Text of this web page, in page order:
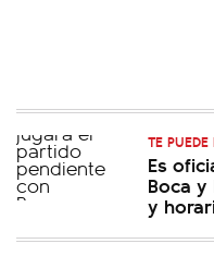
TE PUEDE
Es
Boca
y